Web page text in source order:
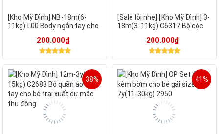
[Kho Mỹ Đình] NB-18m(6-
11kg) L00 Body ngắn tay cho
200.000₫
[Sale lỗi nhẹ] [Kho Mỹ Đình] 3-
18m(3-11kg) C6317 Bộ cộc
200.000₫
38% 41%